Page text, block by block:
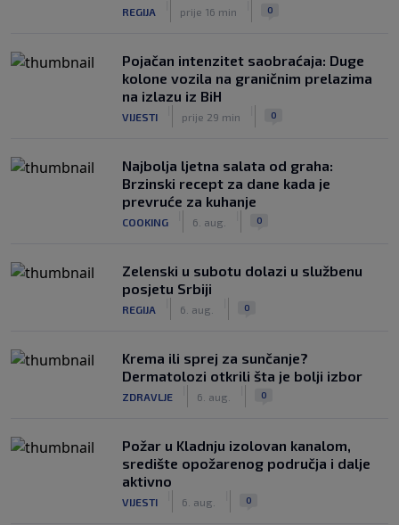
REGIJA prije 16 min 0
Pojačan intenzitet saobraćaja: Duge
kolone vozila na graničnim prelazima
na izlazu iz BiH
VIJESTI prije 29 min 0
Najbolja ljetna salata od graha:
Brzinski recept za dane kada je
prevruće za kuhanje
COOKING 6. aug. 0
Zelenski u subotu dolazi u službenu
posjetu Srbiji
REGIJA 6. aug. 0
Krema ili sprej za sunčanje?
Dermatolozi otkrili šta je bolji izbor
ZDRAVLJE 6. aug. 0
Požar u Kladnju izolovan kanalom,
središte opožarenog područja i dalje
aktivno
VIJESTI 6. aug. 0